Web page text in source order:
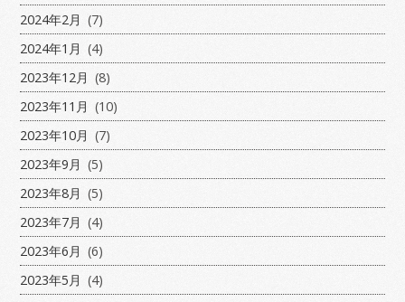
2024年2月 (7)
2024年1月 (4)
2023年12月 (8)
2023年11月 (10)
2023年10月 (7)
2023年9月 (5)
2023年8月 (5)
2023年7月 (4)
2023年6月 (6)
2023年5月 (4)